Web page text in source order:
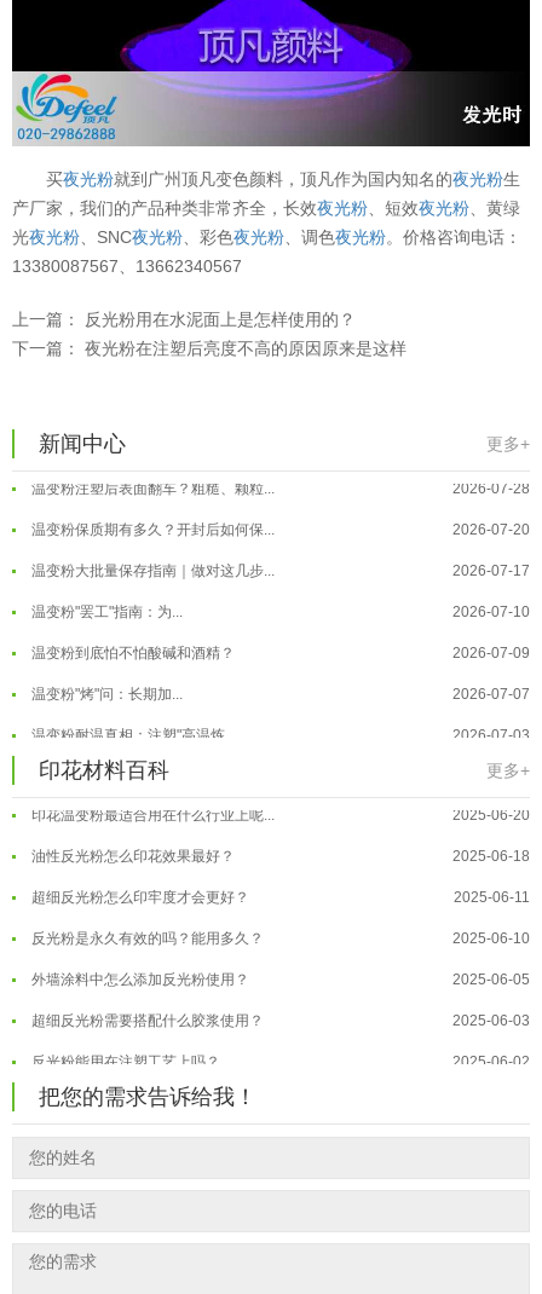
买夜光粉就到广州顶凡变色颜料，顶凡作为国内知名的夜光粉生
产厂家，我们的产品种类非常齐全，长效夜光粉 、短效夜光粉 、黄绿
光夜光粉 、SNC夜光粉 、彩色夜光粉 、调色夜光粉。价格咨询电话：
13380087567、13662340567
上一篇：
反光粉用在水泥面上是怎样使用的？
下一篇： 夜光粉在注塑后亮度不高的原因原来是这样
新闻中心 更多+
温变粉适合做热变还是冷变？ 2026-08-04
温变粉保质期有多久？开封后如何保... 2026-07-20
温变粉大批量保存指南｜做对这几步... 2026-07-17
温变粉"罢工"指南：为... 2026-07-10
温变粉到底怕不怕酸碱和酒精？ 2026-07-09
温变粉"烤"问：长期加... 2026-07-07
温变粉耐温真相：注塑"高温炼... 2026-07-03
夜间安全卫士：丝印反光粉搭配全攻... 2026-01-20
温变粉可以做防伪标签、温变防伪吗... 2026-08-05
温变粉适合做热变还是冷变？ 2026-08-04
温变粉注塑后表面翻车？粗糙、颗粒... 2026-07-28
温变粉保质期有多久？开封后如何保... 2026-07-20
温变粉大批量保存指南｜做对这几步... 2026-07-17
温变粉"罢工"指南：为... 2026-07-10
温变粉到底怕不怕酸碱和酒精？ 2026-07-09
温变粉"烤"问：长期加...
温变粉耐温真相：注塑"高温炼... 2026-07-03
夜间安全卫士：丝印反光粉搭配全攻... 2026-01-20
印花材料百科 更多+
反光粉太久不用结块要怎么处理？ 2025-07-11
油性反光粉怎么印花效果最好？ 2025-06-18
超细反光粉怎么印牢度才会更好？ 2025-06-11
反光粉是永久有效的吗？能用多久？ 2025-06-10
外墙涂料中怎么添加反光粉使用？ 2025-06-05
超细反光粉需要搭配什么胶浆使用？ 2025-06-03
反光粉能用在注塑工艺上吗？ 2025-06-02
反光粉可以混合其他颜料一起使用吗...
温变粉丝印到底用多少目网版？这篇... 2026-06-11
反光粉太久不用结块要怎么处理？ 2025-07-11
印花温变粉最适合用在什么行业上呢...
油性反光粉怎么印花效果最好？
把您的需求告诉给我！